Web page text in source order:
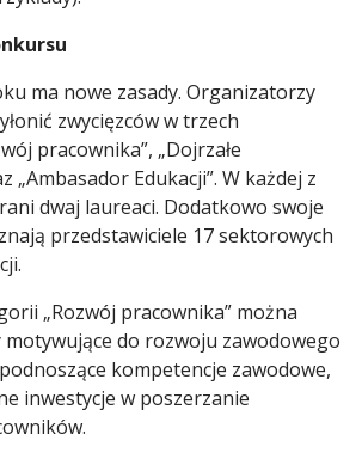
ma nowe zasady. Organizatorzy
zwycięzców w trzech
pracownika”, „Dojrzałe
„Ambasador Edukacji”. W każdej z
dwaj laureaci. Dodatkowo swoje
przedstawiciele 17 sektorowych
„Rozwój pracownika” można
motywujące do rozwoju zawodowego
kompetencje zawodowe,
inwestycje w poszerzanie